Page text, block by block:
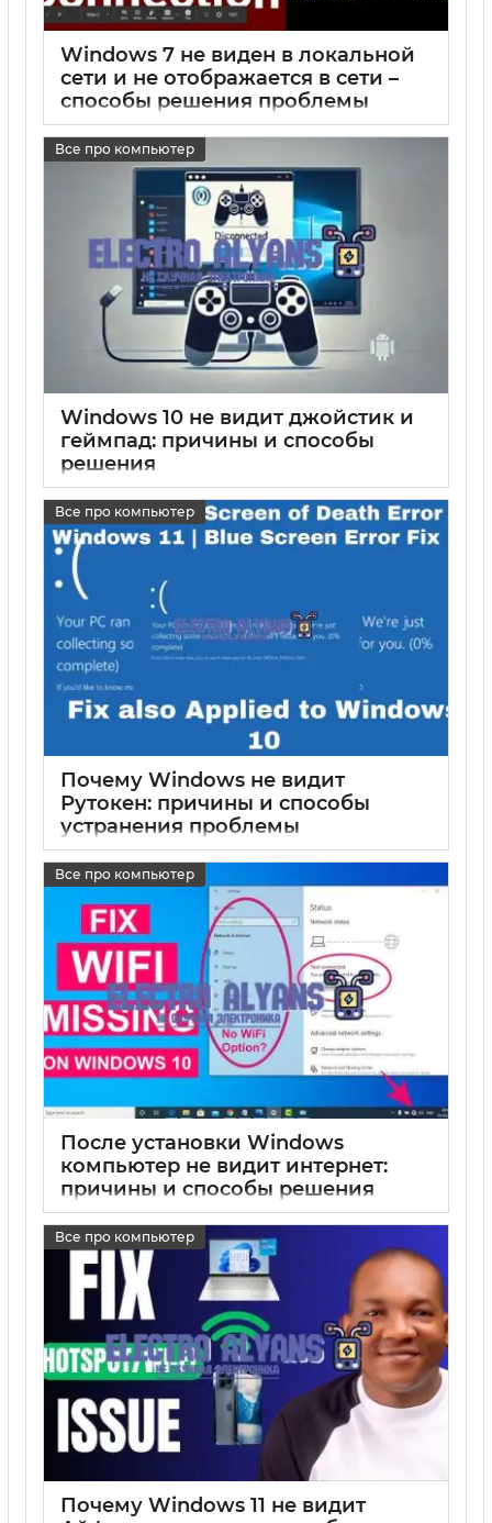
Windows 7 не виден в локальной
сети и не отображается в сети –
способы решения проблемы
17 05 2025 0
Все про компьютер
Windows 10 не видит джойстик и
геймпад: причины и способы
решения
17 05 2025 0
Все про компьютер
Почему Windows не видит
Рутокен: причины и способы
устранения проблемы
17 05 2025 0
Все про компьютер
После установки Windows
компьютер не видит интернет:
причины и способы решения
17 05 2025 0
Все про компьютер
Почему Windows 11 не видит